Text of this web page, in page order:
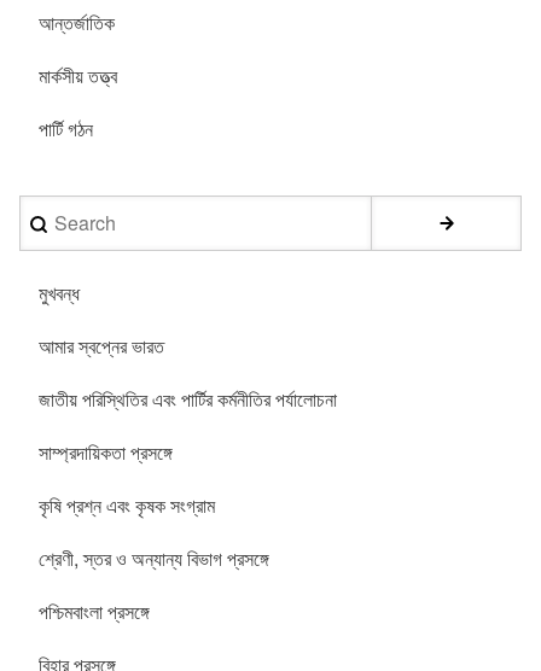
আন্তর্জাতিক
মার্কসীয় তত্ত্ব
পার্টি গঠন
Search
মুখবন্ধ
আমার স্বপ্নের ভারত
জাতীয় পরিস্থিতির এবং পার্টির কর্মনীতির পর্যালোচনা
সাম্প্রদায়িকতা প্রসঙ্গে
কৃষি প্রশ্ন এবং কৃষক সংগ্রাম
শ্রেণী, স্তর ও অন্যান্য বিভাগ প্রসঙ্গে
পশ্চিমবাংলা প্রসঙ্গে
বিহার প্রসঙ্গে